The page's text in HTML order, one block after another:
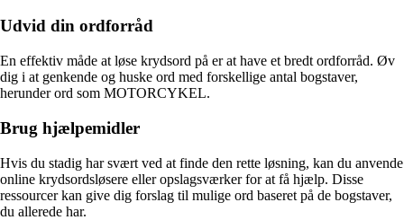
Udvid din ordforråd
En effektiv måde at løse krydsord på er at have et bredt ordforråd. Øv
dig i at genkende og huske ord med forskellige antal bogstaver,
herunder ord som MOTORCYKEL.
Brug hjælpemidler
Hvis du stadig har svært ved at finde den rette løsning, kan du anvende
online krydsordsløsere eller opslagsværker for at få hjælp. Disse
ressourcer kan give dig forslag til mulige ord baseret på de bogstaver,
du allerede har.